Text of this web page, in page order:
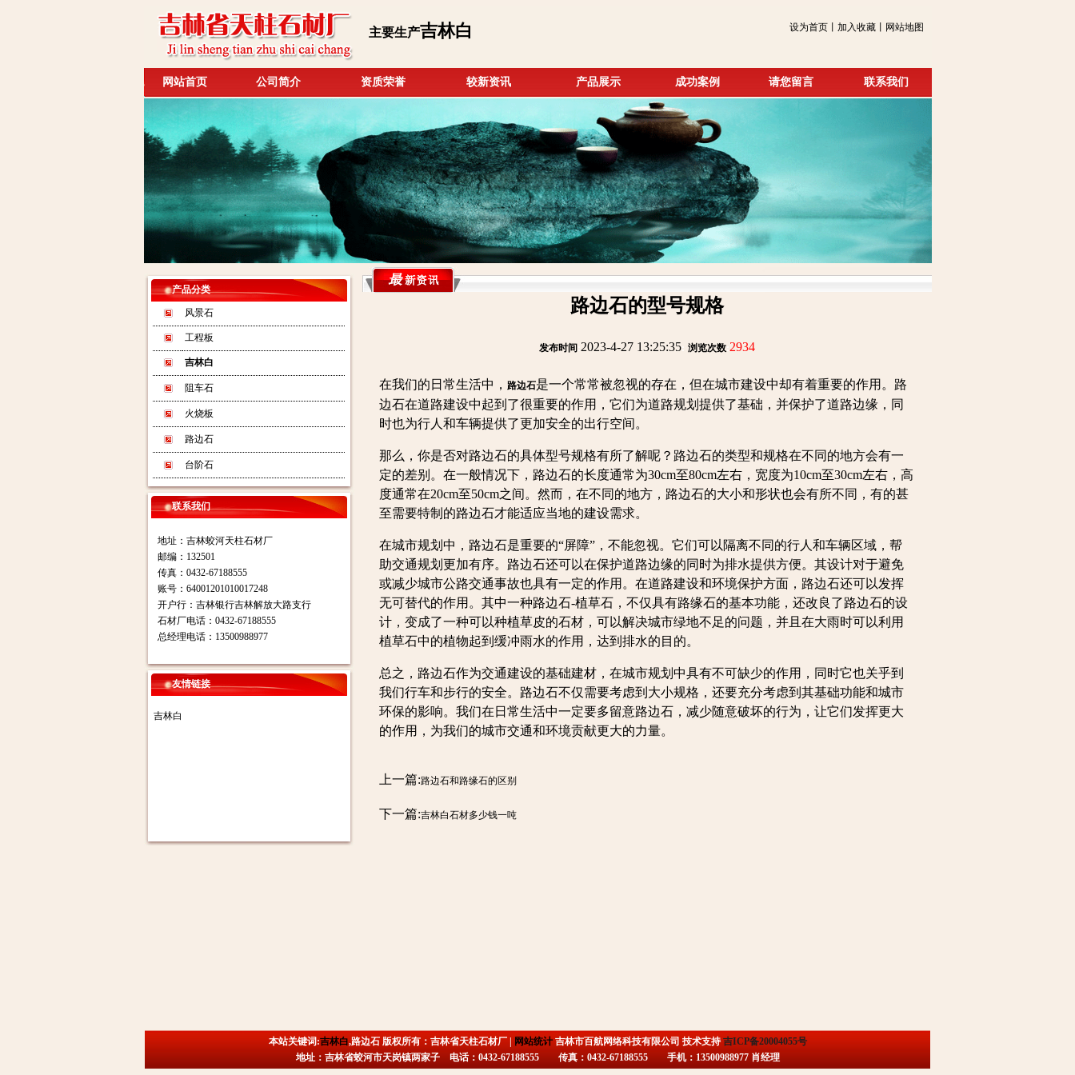
主要生产吉林白 设为首页丨加入收藏丨网站地图
网站首页 公司简介 资质荣誉 较新资讯 产品展示 成功案例 请您留言 联系我们
产品分类
风景石
工程板
吉林白
阻车石
火烧板
路边石
台阶石
联系我们
地址：吉林蛟河天柱石材厂
邮编：132501
传真：0432-67188555
账号：64001201010017248
开户行：吉林银行吉林解放大路支行
石材厂电话：0432-67188555
总经理电话：13500988977
友情链接
吉林白
路边石的型号规格
发布时间 2023-4-27 13:25:35: 浏览次数: 2934
在我们的日常生活中， 路边石是一个常常被忽视的存在，但在城市建设中却有着重要的作用。路
边石在道路建设中起到了很重要的作用，它们为道路规划提供了基础，并保护了道路边缘，同
时也为行人和车辆提供了更加安全的出行空间。
那么，你是否对路边石的具体型号规格有所了解呢？路边石的类型和规格在不同的地方会有一
定的差别。在一般情况下，路边石的长度通常为30cm至80cm左右，宽度为10cm至30cm左右，高
度通常在20cm至50cm之间。然而，在不同的地方，路边石的大小和形状也会有所不同，有的甚
至需要特制的路边石才能适应当地的建设需求。
在城市规划中，路边石是重要的“屏障”，不能忽视。它们可以隔离不同的行人和车辆区域，帮
助交通规划更加有序。路边石还可以在保护道路边缘的同时为排水提供方便。其设计对于避免
或减少城市公路交通事故也具有一定的作用。在道路建设和环境保护方面，路边石还可以发挥
无可替代的作用。其中一种路边石-植草石，不仅具有路缘石的基本功能，还改良了路边石的设
计，变成了一种可以种植草皮的石材，可以解决城市绿地不足的问题，并且在大雨时可以利用
植草石中的植物起到缓冲雨水的作用，达到排水的目的。
总之，路边石作为交通建设的基础建材，在城市规划中具有不可缺少的作用，同时它也关乎到
我们行车和步行的安全。路边石不仅需要考虑到大小规格，还要充分考虑到其基础功能和城市
环保的影响。我们在日常生活中一定要多留意路边石，减少随意破坏的行为，让它们发挥更大
的作用，为我们的城市交通和环境贡献更大的力量。
上一篇:路边石和路缘石的区别
下一篇:吉林白石材多少钱一吨
本站关键词:吉林白,路边石 版权所有：吉林省天柱石材厂 | 网站统计吉林市百航网络科技有限公司 技术支持吉ICP备20004055号
地址：吉林省蛟河市天岗镇两家子 电话：0432-67188555 传真：0432-67188555 手机：13500988977 肖经理